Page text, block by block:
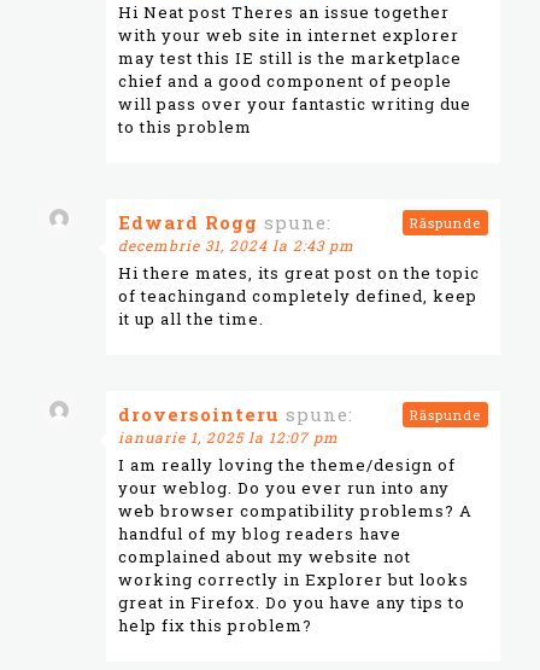
Hi Neat post Theres an issue together
with your web site in internet explorer
may test this IE still is the marketplace
chief and a good component of people
will pass over your fantastic writing due
to this problem
Edward Rogg spune:
decembrie 31, 2024 la 2:43 pm
Hi there mates, its great post on the topic
of teachingand completely defined, keep
it up all the time.
Răspunde
droversointeru spune:
ianuarie 1, 2025 la 12:07 pm
I am really loving the theme/design of
your weblog. Do you ever run into any
web browser compatibility problems? A
handful of my blog readers have
complained about my website not
working correctly in Explorer but looks
great in Firefox. Do you have any tips to
help fix this problem?
Răspunde